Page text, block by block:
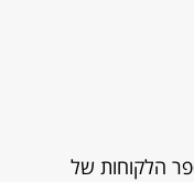
הלקוחות של